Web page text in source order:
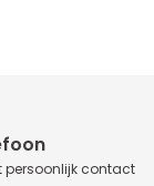
persoonlijk contact